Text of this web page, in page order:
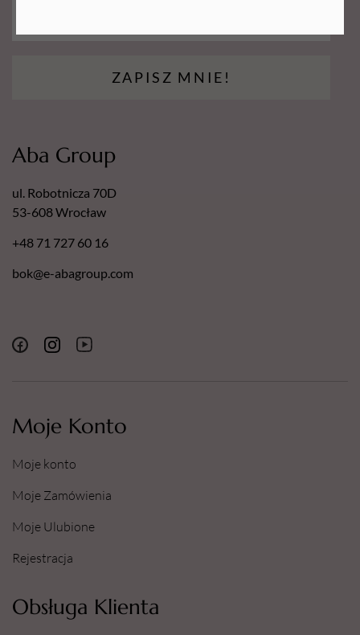
ZAPISZ MNIE!
Moje Konto
Moje konto
Moje Zamówienia
Moje Ulubione
Rejestracja
Obsługa Klienta
Aba Group
ul. Robotnicza 70D
53-608 Wrocław
+48 71 727 60 16
bok@e-abagroup.com